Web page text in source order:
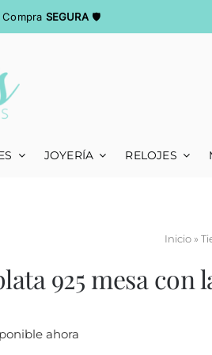
SEGURA🛡
JOYERÍA RELOJES
Inicio»
925 mesa con
ahora